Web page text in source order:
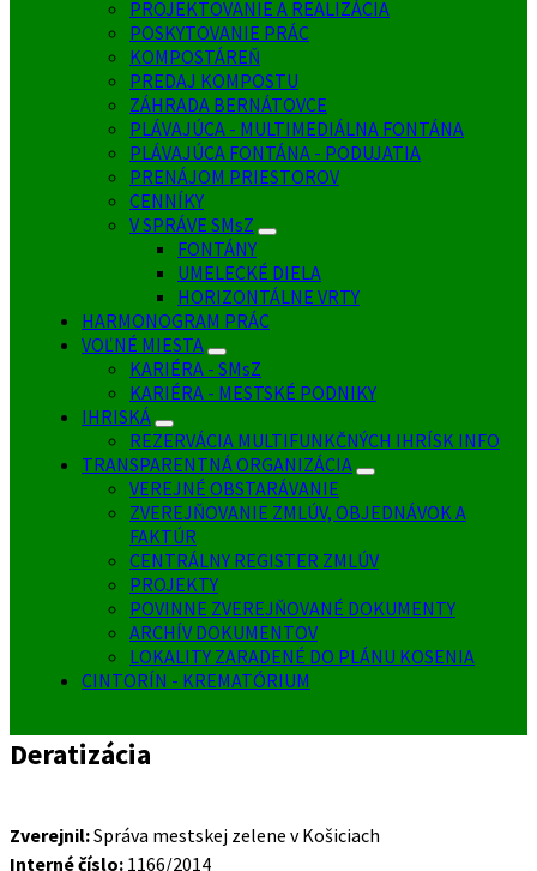
PROJEKTOVANIE A REALIZÁCIA
POSKYTOVANIE PRÁC
KOMPOSTÁREŇ
PREDAJ KOMPOSTU
ZÁHRADA BERNÁTOVCE
PLÁVAJÚCA - MULTIMEDIÁLNA FONTÁNA
PLÁVAJÚCA FONTÁNA - PODUJATIA
PRENÁJOM PRIESTOROV
CENNÍKY
V SPRÁVE SMsZ
FONTÁNY
UMELECKÉ DIELA
HORIZONTÁLNE VRTY
HARMONOGRAM PRÁC
VOĽNÉ MIESTA
KARIÉRA - SMsZ
KARIÉRA - MESTSKÉ PODNIKY
IHRISKÁ
REZERVÁCIA MULTIFUNKČNÝCH IHRÍSK INFO
TRANSPARENTNÁ ORGANIZÁCIA
VEREJNÉ OBSTARÁVANIE
ZVEREJŇOVANIE ZMLÚV, OBJEDNÁVOK A
FAKTÚR
CENTRÁLNY REGISTER ZMLÚV
PROJEKTY
POVINNE ZVEREJŇOVANÉ DOKUMENTY
ARCHÍV DOKUMENTOV
LOKALITY ZARADENÉ DO PLÁNU KOSENIA
CINTORÍN - KREMATÓRIUM
Deratizácia
Zverejnil:Správa mestskej zelene v Košiciach
Interné číslo: 1166/2014